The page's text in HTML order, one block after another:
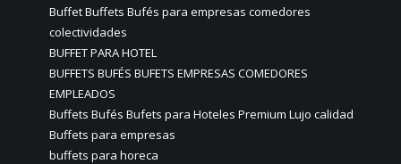
Buffet Buffets Bufés para empresas comedores
colectividades
BUFFET PARA HOTEL
BUFFETS BUFÉS BUFETS EMPRESAS COMEDORES
EMPLEADOS
Buffets Bufés Bufets para Hoteles Premium Lujo calidad
Buffets para empresas
buffets para horeca